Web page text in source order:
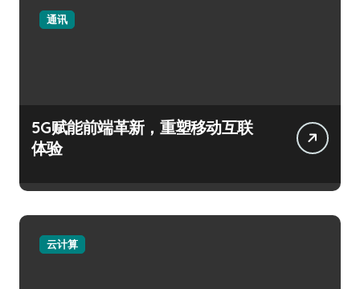
通讯
5G赋能前端革新，重塑移动互联
体验
云计算